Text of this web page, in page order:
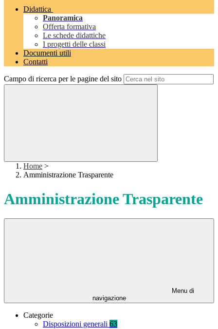
Didattica
Panoramica
Offerta formativa
Le schede didattiche
I progetti delle classi
Documenti utili
Contatti
Campo di ricerca per le pagine del sito
Home >
Amministrazione Trasparente
Amministrazione Trasparente
Menu di
navigazione
Categorie
Disposizioni generali 63